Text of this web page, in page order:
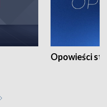
Opowieści